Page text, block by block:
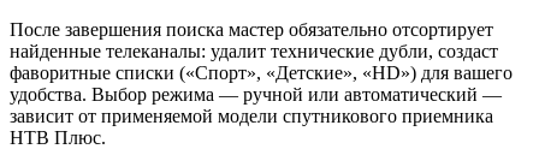
После завершения поиска мастер обязательно отсортирует
найденные телеканалы: удалит технические дубли, создаст
фаворитные списки («Спорт», «Детские», «HD») для вашего
удобства. Выбор режима — ручной или автоматический —
зависит от применяемой модели спутникового приемника
НТВ Плюс.